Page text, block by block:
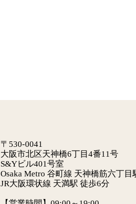
〒530-0041
大阪市北区天神橋6丁目4番11号
S&Yビル401号室
Osaka Metro 谷町線 天神橋筋六丁目
JR大阪環状線 天満駅 徒歩6分